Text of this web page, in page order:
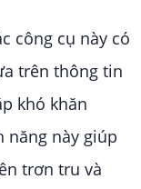
công cụ này có
trên thông tin
khó khăn
năng này giúp
trơn tru và